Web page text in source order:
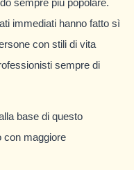
sempre più popolare.
immediati hanno fatto sì
con stili di vita
sempre di
base di questo
con maggiore